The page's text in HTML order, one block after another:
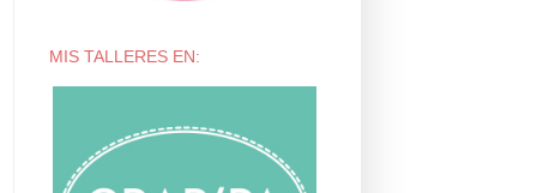
MIS TALLERES EN: